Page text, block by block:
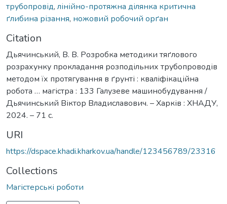
трубопровід, лінійно-протяжна ділянка критична
ґлибина різання, ножовий робочий орґан
Citation
Дьячинський, В. В. Розробка методики тяґлового
розрахунку прокладання розподільних трубопроводів
методом їх протягування в ґрунті : кваліфікаційна
робота … магістра : 133 Галузеве машинобудування /
Дьячинський Віктор Владиславович. – Харків : ХНАДУ,
2024. – 71 с.
URI
https://dspace.khadi.kharkov.ua/handle/123456789/23316
Collections
Магістерські роботи